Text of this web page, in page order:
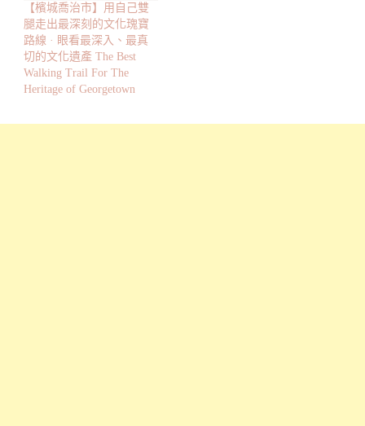
【檳城喬治市】用自己雙
腿走出最深刻的文化瑰寶
路線 · 眼看最深入、最真
切的文化遺產 The Best
Walking Trail For The
Heritage of Georgetown